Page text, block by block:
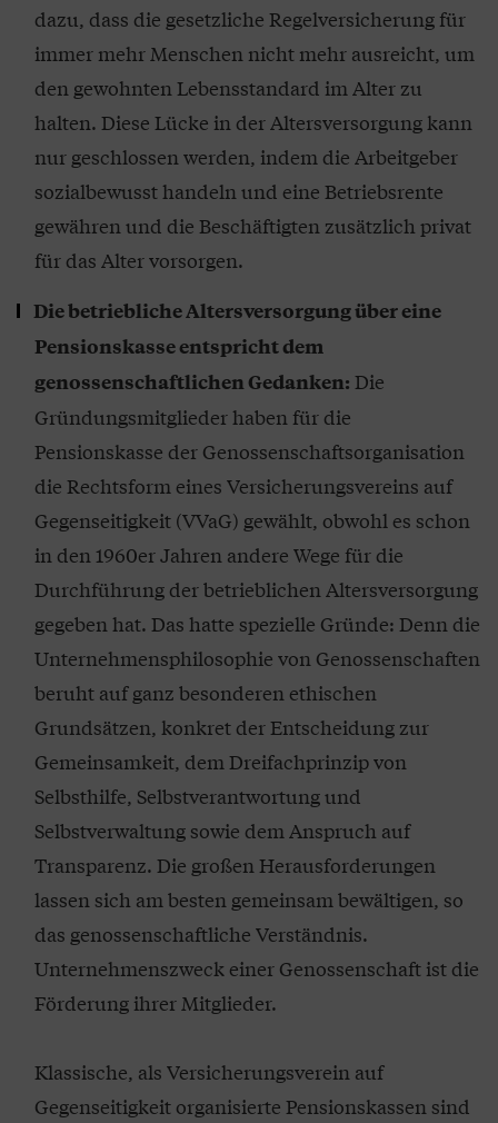
dazu, dass die gesetzliche Regelversicherung für
immer mehr Menschen nicht mehr ausreicht, um
den gewohnten Lebensstandard im Alter zu
halten. Diese Lücke in der Altersversorgung kann
nur geschlossen werden, indem die Arbeitgeber
sozialbewusst handeln und eine Betriebsrente
gewähren und die Beschäftigten zusätzlich privat
für das Alter vorsorgen.
Die betriebliche Altersversorgung über eine
Pensionskasse entspricht dem
genossenschaftlichen Gedanken: Die
Gründungsmitglieder haben für die
Pensionskasse der Genossenschaftsorganisation
die Rechtsform eines Versicherungsvereins auf
Gegenseitigkeit (VVaG) gewählt, obwohl es schon
in den 1960er Jahren andere Wege für die
Durchführung der betrieblichen Altersversorgung
gegeben hat. Das hatte spezielle Gründe: Denn die
Unternehmensphilosophie von Genossenschaften
beruht auf ganz besonderen ethischen
Grundsätzen, konkret der Entscheidung zur
Gemeinsamkeit, dem Dreifachprinzip von
Selbsthilfe, Selbstverantwortung und
Selbstverwaltung sowie dem Anspruch auf
Transparenz. Die großen Herausforderungen
lassen sich am besten gemeinsam bewältigen, so
das genossenschaftliche Verständnis.
Unternehmenszweck einer Genossenschaft ist die
Förderung ihrer Mitglieder.
Klassische, als Versicherungsverein auf
Gegenseitigkeit organisierte Pensionskassen sind